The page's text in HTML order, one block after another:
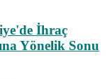
İhraç
Yönelik Sonu